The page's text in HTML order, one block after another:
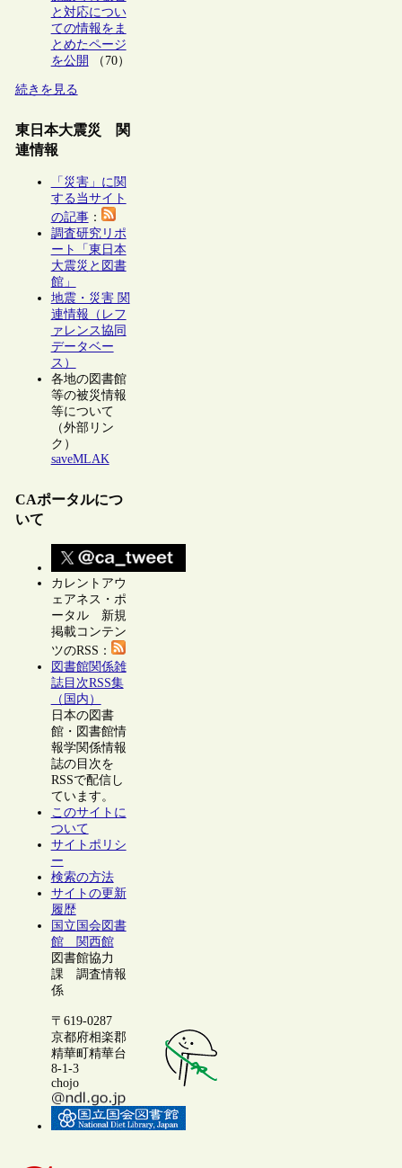
と対応につい
ての情報をま
とめたページ
を公開
（70）
続きを見る
東日本大震災 関
連情報
「災害」に関
する当サイト
の記事：
調査研究リポ
ート「東日本
大震災と図書
館」
地震・災害 関
連情報（レフ
ァレンス協同
データベー
ス）
各地の図書館
等の被災情報
等について
（外部リン
ク）
saveMLAK
CAポータルにつ
いて
カレントアウ
ェアネス・ポ
ータル 新規
掲載コンテン
ツのRSS：
図書館関係雑
誌目次RSS集
（国内）
日本の図書
館・図書館情
報学関係情報
誌の目次を
RSSで配信し
ています。
このサイトに
ついて
サイトポリシ
ー
検索の方法
サイトの更新
履歴
国立国会図書
館 関西館
図書館協力
課 調査情報
係
〒619-0287
京都府相楽郡
精華町精華台
8-1-3
chojo